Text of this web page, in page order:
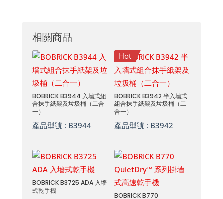
相關商品
BOBRICK B3944 入墻式組
合抹手紙架及垃圾桶（二合
一）
產品型號 : B3944
Hot
BOBRICK B3942 半入墻式
組合抹手紙架及垃圾桶（二
合一）
產品型號 : B3942
BOBRICK B3725 ADA 入墻
式乾手機
BOBRICK B770